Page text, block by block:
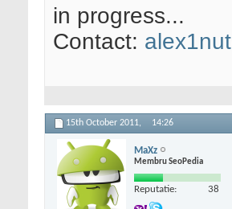
in progress...
Contact:
15th October 2011, 14:26
MaXz
Membru SeoPedia
Reputatie: 38